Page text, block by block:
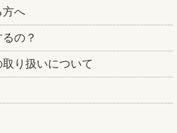
方へ
の？
り扱いについて